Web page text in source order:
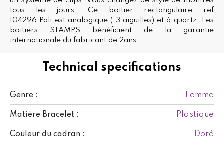
Technical specifications
Genre : Femme
Matière Bracelet : Plastique
Couleur du cadran : Doré
tous les jours. Ce boitier rectangulaire ref
104296 Pali est analogique ( 3 aiguilles) et à quartz. Les
boitiers STAMPS bénéficient de la garantie
internationale du fabricant de 2ans.